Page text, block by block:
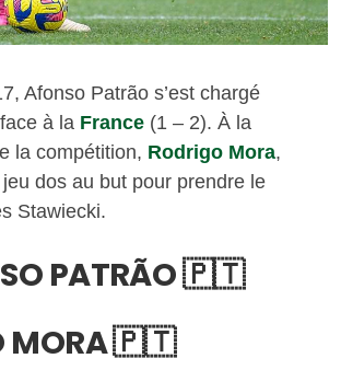
Afonso Patrão s’est chargé
à la France (1 – 2). À la
la compétition, Rodrigo Mora,
dos au but pour prendre le
Stawiecki.
PATRÃO 🇵🇹
MORA 🇵🇹